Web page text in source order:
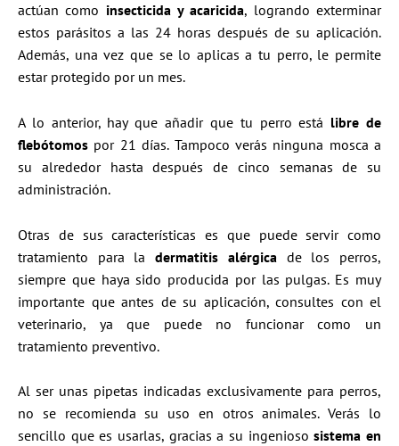
actúan como insecticida y acaricida, logrando exterminar
estos parásitos a las 24 horas después de su aplicación.
Además, una vez que se lo aplicas a tu perro, le permite
estar protegido por un mes.
A lo anterior, hay que añadir que tu perro está libre de
flebótomos por 21 días. Tampoco verás ninguna mosca a
su alrededor hasta después de cinco semanas de su
administración.
Otras de sus características es que puede servir como
tratamiento para ladermatitis alérgica de los perros,
siempre que haya sido producida por las pulgas. Es muy
importante que antes de su aplicación, consultes con el
veterinario, ya que puede no funcionar como un
tratamiento preventivo.
Al ser unas pipetas indicadas exclusivamente para perros,
no se recomienda su uso en otros animales. Verás lo
sencillo que es usarlas, gracias a su ingeniososistema en